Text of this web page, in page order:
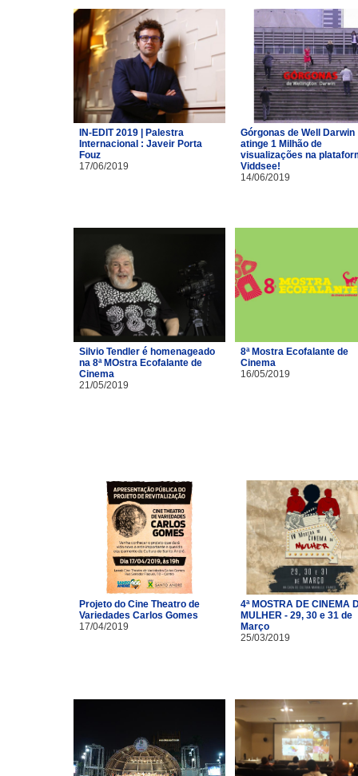
IN-EDIT 2019 | Palestra
Internacional : Javeir Porta
Fouz
17/06/2019
Górgonas de Well Darwin
atinge 1 Milhão de
visualizações na
Viddsee!
14/06/2019
Silvio Tendler é homenageado
na 8ª MOstra Ecofalante de
Cinema
21/05/2019
8ª Mostra Ecofalante de
Cinema
16/05/2019
Projeto do Cine Theatro de
Variedades Carlos Gomes
17/04/2019
4ª MOSTRA DE CINEMA
MULHER - 29, 30 e 31 de
Março
25/03/2019